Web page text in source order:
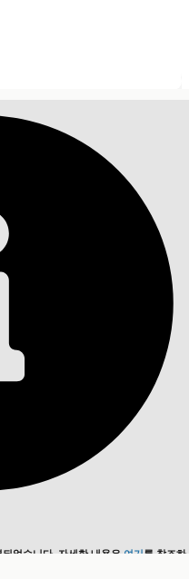
었습니다. 자세한 내용은 여기를 참조하